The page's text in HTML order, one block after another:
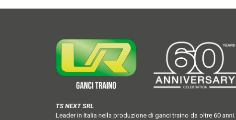
TS NEXT SRL
Leader in Italia nella produzione di ganci traino da oltre 60 anni.